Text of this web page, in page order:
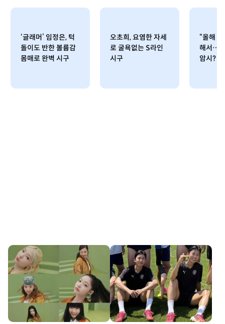
‘글래머’ 임정은, 턱
돌이도 반한 볼륨감
몸매로 완벽 시구
오초희, 요염한 자세
로 굴욕없는 S라인
시구
“올해
해서…”
암시?